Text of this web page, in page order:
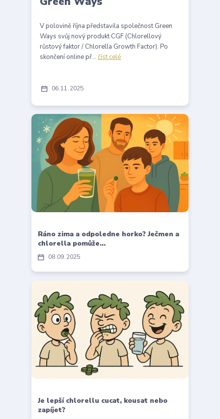
06 11 2025
V polovině října představila společnost Green
Ways svůj nový produkt CGF (Chlorellový
růstový faktor / Chlorella Growth Factor). Po
skončení online př...číst celé
08 09 2025
Ráno zima a odpoledne horko? Ječmen a
chlorella pomůže…
Je lepší chlorellu cucat, kousat nebo
zapíjet?